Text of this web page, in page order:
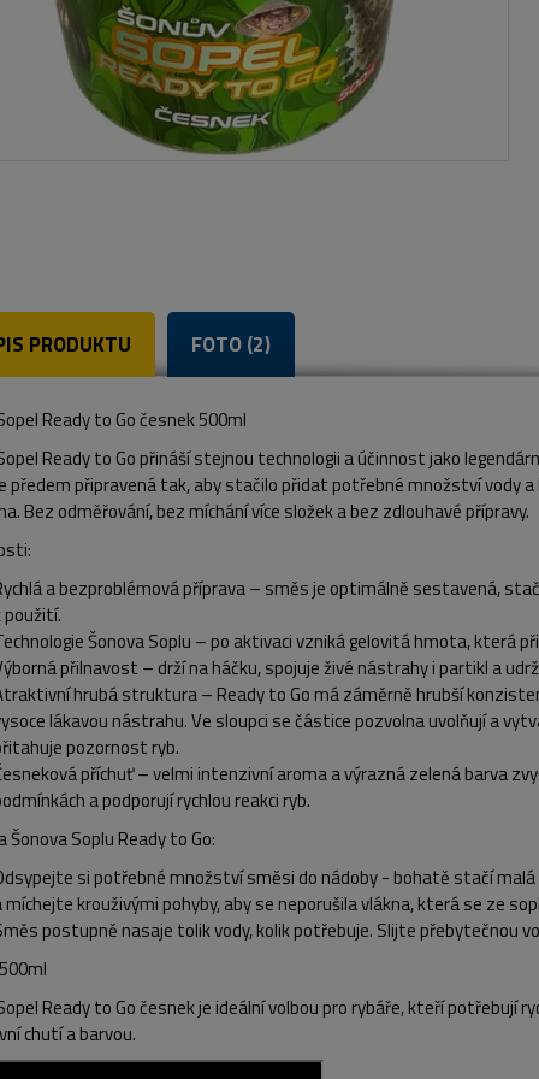
PRODUKTU FOTO (2)
Ready to Go česnek 500ml
Ready to Go přináší stejnou technologii a účinnost jako
předem připravená tak, aby stačilo přidat potřebné množství vody
Bez odměřování, bez míchání více složek a bez zdlouhavé přípravy.
a bezproblémová příprava– směs je optimálně sestavená,
použití.
Šonova Soplu – po aktivaci vzniká gelovitá hmota, která
přilnavost – drží na háčku, spojuje živé nástrahy i partikl a
hrubá struktura– Ready to Go má záměrně hrubší
lákavou nástrahu. Ve sloupci se částice pozvolna uvolňují a
pozornost ryb.
příchuť –velmi intenzivní aroma a výrazná zelená barva
a podporují rychlou reakci ryb.
Šonova Soplu Ready to Go:
si potřebné množství směsi do nádoby - bohatě stačí
míchejte krouživými pohyby, aby se neporušila vlákna, která se ze
postupně nasaje tolik vody, kolik potřebuje. Slijte přebytečnou
Ready to Gočesnek je ideální volbou pro rybáře, kteří potřebují
chutí a barvou.